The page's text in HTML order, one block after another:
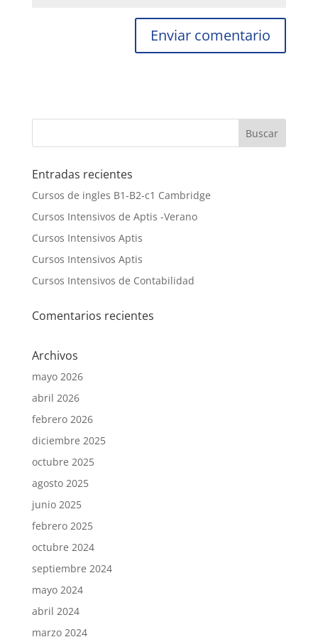
Entradas recientes
Cursos de ingles B1-B2-c1 Cambridge
Cursos Intensivos de Aptis -Verano
Cursos Intensivos Aptis
Cursos Intensivos Aptis
Cursos Intensivos de Contabilidad
Comentarios recientes
Archivos
mayo 2026
abril 2026
febrero 2026
diciembre 2025
octubre 2025
agosto 2025
junio 2025
febrero 2025
octubre 2024
septiembre 2024
mayo 2024
abril 2024
marzo 2024